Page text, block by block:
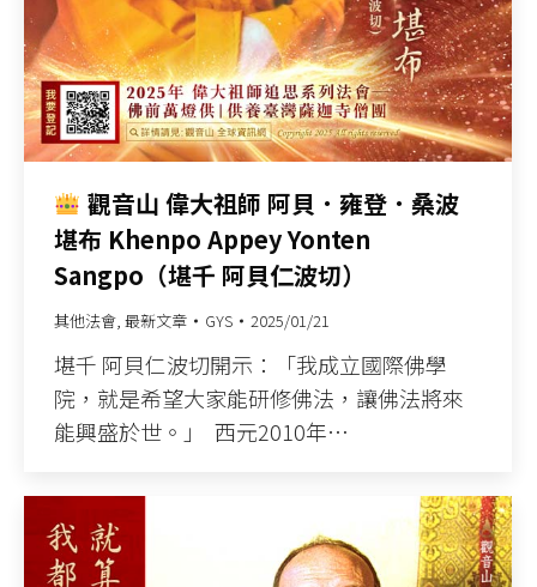
觀音山 偉大祖師 阿貝．雍登．桑波
堪布 Khenpo Appey Yonten
Sangpo（堪千 阿貝仁波切）
其他法會, 最新文章 GYS 2025/01/21
堪千 阿貝仁波切開示：「我成立國際佛學
院，就是希望大家能研修佛法，讓佛法將來
能興盛於世。」 ​ 西元2010年…